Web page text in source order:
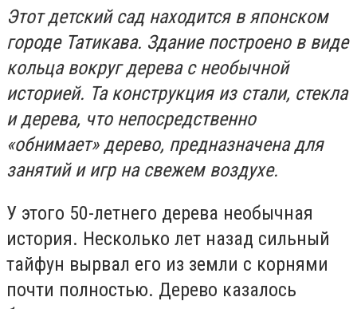
Этот детский сад находится в японском
городе Татикава. Здание построено в виде
кольца вокруг дерева с необычной
историей. Та конструкция из стали, стекла
и дерева, что непосредственно
«обнимает» дерево, предназначена для
занятий и игр на свежем воздухе.
У этого 50-летнего дерева необычная
история. Несколько лет назад сильный
тайфун вырвал его из земли с корнями
почти полностью. Дерево казалось